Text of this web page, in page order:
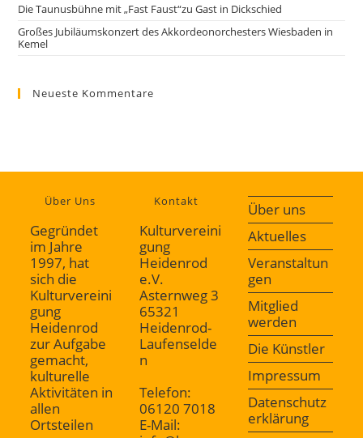
Die Taunusbühne mit „Fast Faust“zu Gast in Dickschied
Großes Jubiläumskonzert des Akkordeonorchesters Wiesbaden in
Kemel
Neueste Kommentare
Über Uns
Gegründet
im Jahre
1997, hat
sich die
Kulturvereini
gung
Heidenrod
zur Aufgabe
gemacht,
kulturelle
Aktivitäten in
allen
Ortsteilen
Kontakt
Kulturvereini
gung
Heidenrod
e.V.
Asternweg 3
65321
Heidenrod-
Laufenselde
n
Telefon:
06120 7018
E-Mail:
Über uns
Aktuelles
Veranstaltun
gen
Mitglied
werden
Die Künstler
Impressum
Datenschutz
erklärung